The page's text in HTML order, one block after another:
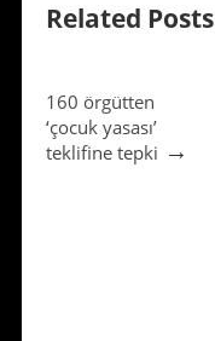
Related Posts
160 örgütten
‘çocuk yasası’
teklifine tepki →